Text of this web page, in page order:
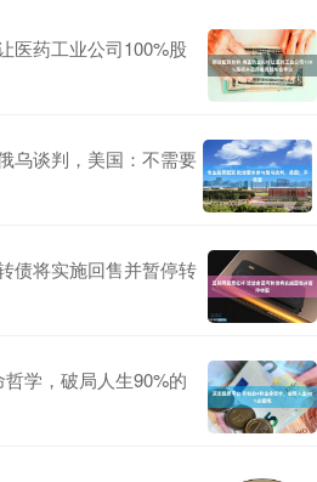
医药工业公司100%股
乌谈判，美国：不需要
债将实施回售并暂停转
学，破局人生90%的